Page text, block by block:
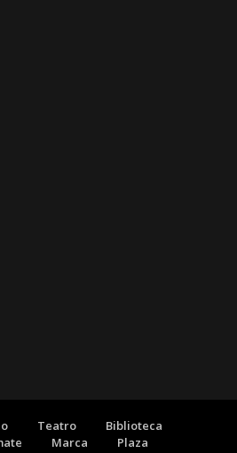
Teatro
Biblioteca
Marca Plaza